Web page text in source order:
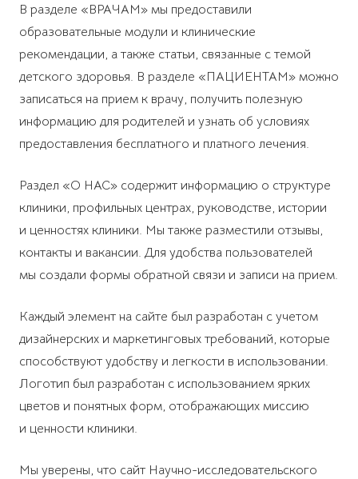
В разделе «ВРАЧАМ» мы предоставили
образовательные модули и клинические
рекомендации, а также статьи, связанные с темой
детского здоровья. В разделе «ПАЦИЕНТАМ» можно
записаться на прием к врачу, получить полезную
информацию для родителей и узнать об условиях
предоставления бесплатного и платного лечения.
Раздел «О НАС» содержит информацию о структуре
клиники, профильных центрах, руководстве, истории
и ценностях клиники. Мы также разместили отзывы,
контакты и вакансии. Для удобства пользователей
мы создали формы обратной связи и записи на прием.
Каждый элемент на сайте был разработан с учетом
дизайнерских и маркетинговых требований, которые
способствуют удобству и легкости в использовании.
Логотип был разработан с использованием ярких
цветов и понятных форм, отображающих миссию
и ценности клиники.
Мы уверены, что сайт Научно-исследовательского